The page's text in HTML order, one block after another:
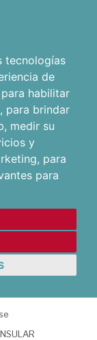
tecnologías
de
para habilitar
, para brindar
, medir su
y
, para
para